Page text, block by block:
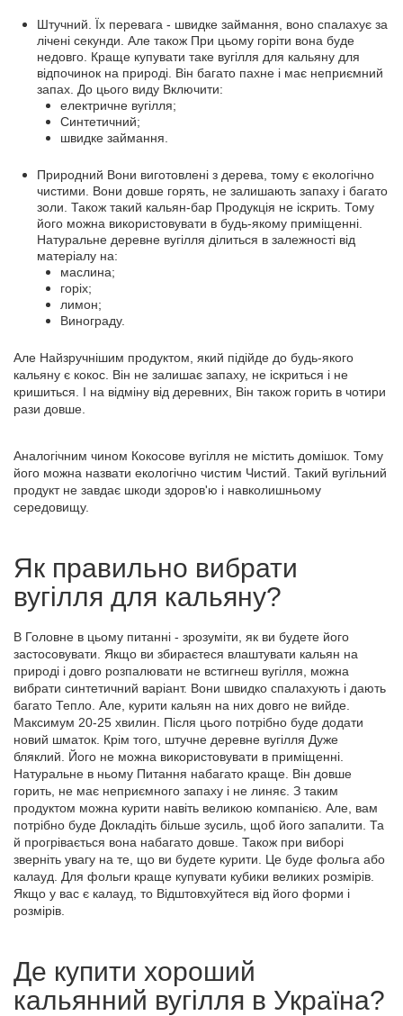
Штучний. Їх перевага - швидке займання, воно спалахує за
лічені секунди. Але також При цьому горіти вона буде
недовго. Краще купувати таке вугілля для кальяну для
відпочинок на природі. Він багато пахне і має неприємний
запах. До цього виду Включити:
електричне вугілля;
Синтетичний;
швидке займання.
Природний Вони виготовлені з дерева, тому є екологічно
чистими. Вони довше горять, не залишають запаху і багато
золи. Також такий кальян-бар Продукція не іскрить. Тому
його можна використовувати в будь-якому приміщенні.
Натуральне деревне вугілля ділиться в залежності від
матеріалу на:
маслина;
горіх;
лимон;
Винограду.
Але Найзручнішим продуктом, який підійде до будь-якого
кальяну є кокос. Він не залишає запаху, не іскриться і не
кришиться. І на відміну від деревних, Він також горить в чотири
рази довше.
Аналогічним чином Кокосове вугілля не містить домішок. Тому
його можна назвати екологічно чистим Чистий. Такий вугільний
продукт не завдає шкоди здоров'ю і навколишньому
середовищу.
Як правильно вибрати
вугілля для кальяну?
В Головне в цьому питанні - зрозуміти, як ви будете його
застосовувати. Якщо ви збираєтеся влаштувати кальян на
природі і довго розпалювати не встигнеш вугілля, можна
вибрати синтетичний варіант. Вони швидко спалахують і дають
багато Тепло. Але, курити кальян на них довго не вийде.
Максимум 20-25 хвилин. Після цього потрібно буде додати
новий шматок. Крім того, штучне деревне вугілля Дуже
бляклий. Його не можна використовувати в приміщенні.
Натуральне в ньому Питання набагато краще. Він довше
горить, не має неприємного запаху і не линяє. З таким
продуктом можна курити навіть великою компанією. Але, вам
потрібно буде Докладіть більше зусиль, щоб його запалити. Та
й прогрівається вона набагато довше. Також при виборі
зверніть увагу на те, що ви будете курити. Це буде фольга або
калауд. Для фольги краще купувати кубики великих розмірів.
Якщо у вас є калауд, то Відштовхуйтеся від його форми і
розмірів.
Де купити хороший
кальянний вугілля в Україна?